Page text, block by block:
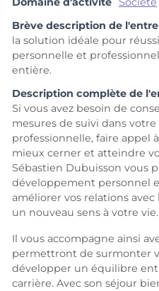
Brève description de
la solution idéale pour
personnelle et
entière.
Description complète de
Si vous avez besoin de
mesures de suivi dans
professionnelle, faire appel
mieux cerner et atteindre
Sébastien Dubuisson vous
développement personnel
améliorer vos relations
un nouveau sens à votre vie.
Il vous accompagne ainsi
permettront de surmonter
développer un équilibre
carrière. Avec son séjour